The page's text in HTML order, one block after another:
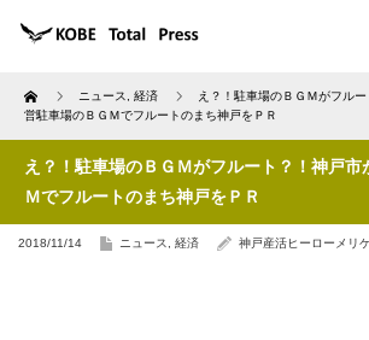
Home ニュース 経済
え？！駐車場のＢＧＭがフル
営駐車場のＢＧＭでフルートのまち神戸をＰＲ
え？！駐車場のＢＧＭがフルート？！神戸市
Ｍでフルートのまち神戸をＰＲ
2018/11/14 ニュース 経済 神戸産活ヒーローメリ